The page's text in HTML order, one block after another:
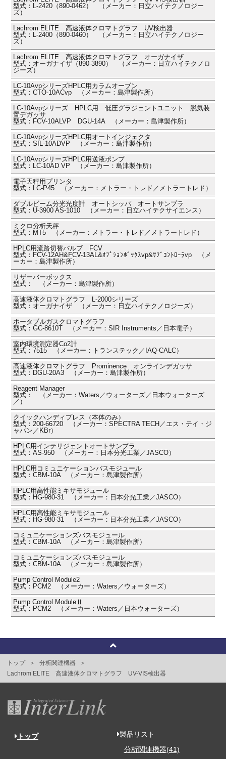
型式：L-2420（890-0462） （メーカー：日立ハイテクノロジー
ズ）
Lachrom ELITE 高速液体クロマトグラフ UV検出器
型式：L-2400（890-0460） （メーカー：日立ハイテクノロジー
ズ）
Lachrom ELITE 高速液体クロマトグラフ オーガナイザ
型式：オーガナイザ（890-3890） （メーカー：日立ハイテクノロ
ジーズ）
LC-10AvpシリーズHPLC用カラムオーブン
型式：CTO-10ACvp （メーカー：島津製作所）
LC-10Avpシリーズ HPLC用 低圧グラジェントユニット 脱気装
置デガッサ
型式：FCV-10ALVP DGU-14A （メーカー：島津製作所）
LC-10AvpシリーズHPLC用オートインジェクタ
型式：SIL-10ADVP （メーカー：島津製作所）
LC-10AvpシリーズHPLC用送液ポンプ
型式：LC-10AD VP （メーカー：島津製作所）
電子天秤用プリンタ
型式：LC-P45 （メーカー：メトラー・トレド／メトラートレド）
ダブルビーム分光光度計 オートシッパ オートサンプラ
型式：U-3900 AS-1010 （メーカー：日立ハイテクサイエンス）
ミクロ分析天秤
型式：MT5 （メーカー：メトラー・トレド／メトラートレド）
HPLC用流路切替バルブ FCV
型式：FCV-12AH&FCV-13AL&ｵﾌﾟｼｮﾝﾎﾞｯｸｽvp&ｻﾌﾞｺﾝﾄﾛｰﾗvp （メ
ーカー：島津製作所）
リザーバーボックス
型式： （メーカー：島津製作所）
高速液体クロマトグラフ L-2000シリーズ
型式：オーガナイザ （メーカー：日立ハイテクノロジーズ）
ポータブルガスクロマトグラフ
型式：GC-8610T （メーカー：SIR Instruments／日本電子）
室内環境測定器Co2計
型式：7515 （メーカー：トランステック／IAQ-CALC）
高速液体クロマトグラフ Prominence オンラインデガッサ
型式：DGU-20A3 （メーカー：島津製作所）
Reagent Manager
型式： （メーカー：Waters／ウォーターズ／日本ウォーターズ
／）
クイックハンディプレス（本体のみ）
型式：200-66720 （メーカー：SPECTRA TECH／エス・テイ・ジ
ャパン／KBr）
HPLC用インテリジェントオートサンプラ
型式：AS-950 （メーカー：日本分光工業／JASCO）
HPLC用コミュニケーションバスモジュール
型式：CBM-10A （メーカー：島津製作所）
HPLC用高性能ミキサモジュール
型式：HG-980-31 （メーカー：日本分光工業／JASCO）
HPLC用高性能ミキサモジュール
型式：HG-980-31 （メーカー：日本分光工業／JASCO）
コミュニケーションズバスモジュール
型式：CBM-10A （メーカー：島津製作所）
コミュニケーションズバスモジュール
型式：CBM-10A （メーカー：島津製作所）
Pump Control Module2
型式：PCM2 （メーカー：Waters／ウォーターズ）
Pump Control ModuleⅡ
型式：PCM2 （メーカー：Waters／日本ウォーターズ）
トップ
分析関連機器
Lachrom ELITE 高速液体クロマトグラフ UV-VIS検出器
トップ
製品リスト
分析関連機器(41)